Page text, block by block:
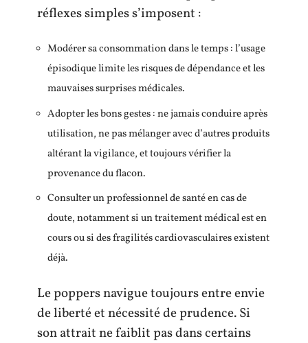
réflexes simples s’imposent :
Modérer sa consommation dans le temps : l’usage
épisodique limite les risques de dépendance et les
mauvaises surprises médicales.
Adopter les bons gestes : ne jamais conduire après
utilisation, ne pas mélanger avec d’autres produits
altérant la vigilance, et toujours vérifier la
provenance du flacon.
Consulter un professionnel de santé en cas de
doute, notamment si un traitement médical est en
cours ou si des fragilités cardiovasculaires existent
déjà.
Le poppers navigue toujours entre envie
de liberté et nécessité de prudence. Si
son attrait ne faiblit pas dans certains